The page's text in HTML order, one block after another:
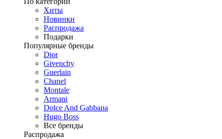
Хиты
Новинки
Распродажа
Подарки
Популярные бренды
Dior
Givenchy
Guerlain
Chanel
Montale
Armani
Dolce And Gabbana
Hugo Boss
Все бренды
Распродажа